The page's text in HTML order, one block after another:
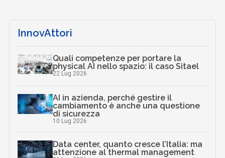
InnovAttori
Quali competenze per portare la
physical AI nello spazio: il caso Sitael
22 Lug 2026
AI in azienda, perché gestire il
cambiamento è anche una questione
di sicurezza
10 Lug 2026
Data center, quanto cresce l’Italia: ma
attenzione al thermal management